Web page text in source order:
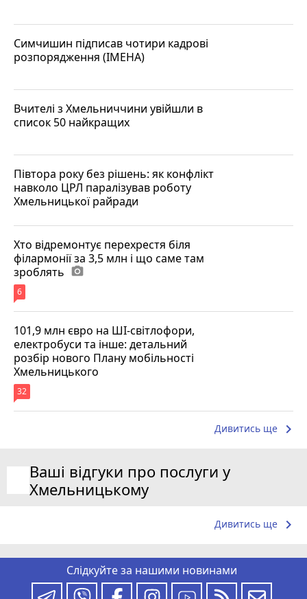
Симчишин підписав чотири кадрові
розпорядження (ІМЕНА)
Вчителі з Хмельниччини увійшли в
список 50 найкращих
Півтора року без рішень: як конфлікт
навколо ЦРЛ паралізував роботу
Хмельницької райради
Хто відремонтує перехрестя біля
філармонії за 3,5 млн і що саме там
зроблять photo_camera
6
101,9 млн євро на ШІ-світлофори,
електробуси та інше: детальний
розбір нового Плану мобільності
Хмельницького
32
Дивитись ще keyboard_arrow_right
Ваші відгуки про послуги у
Хмельницькому
Дивитись ще keyboard_arrow_right
Слідкуйте за нашими новинами